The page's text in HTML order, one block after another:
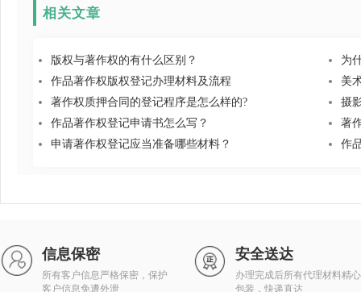
相关文章
版权与著作权的有什么区别？
为
作品著作权版权登记办理材料及流程
美
著作权质押合同的登记程序是怎么样的?
摄
作品著作权登记申请书怎么写？
著
申请著作权登记应当准备哪些材料？
作
信息保密
所有客户信息严格保密，保护
客户信息免遭外泄
安全送达
办理完成后所有代理材料精心
包装，快递直达